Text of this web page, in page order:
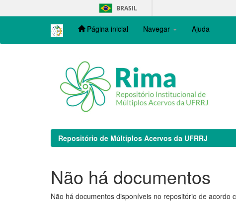
navigation
BRASIL
Página inicial Navegar Ajuda
Repositório de Múltiplos Acervos da UFRRJ
Não há documentos
Não há documentos disponíveis no repositório de acordo